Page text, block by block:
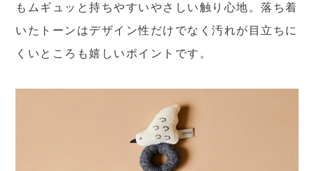
もムギュッと持ちやすいやさしい触り心地。落ち着
いたトーンはデザイン性だけでなく汚れが目立ちに
くいところも嬉しいポイントです。